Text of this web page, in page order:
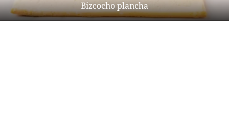
Bizcocho plancha